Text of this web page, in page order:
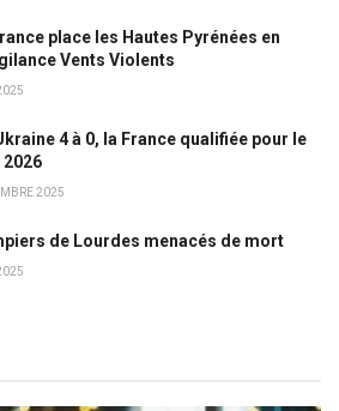
place les Hautes Pyrénées en
Vents Violents
4 à 0, la France qualifiée pour le
2025
de Lourdes menacés de mort